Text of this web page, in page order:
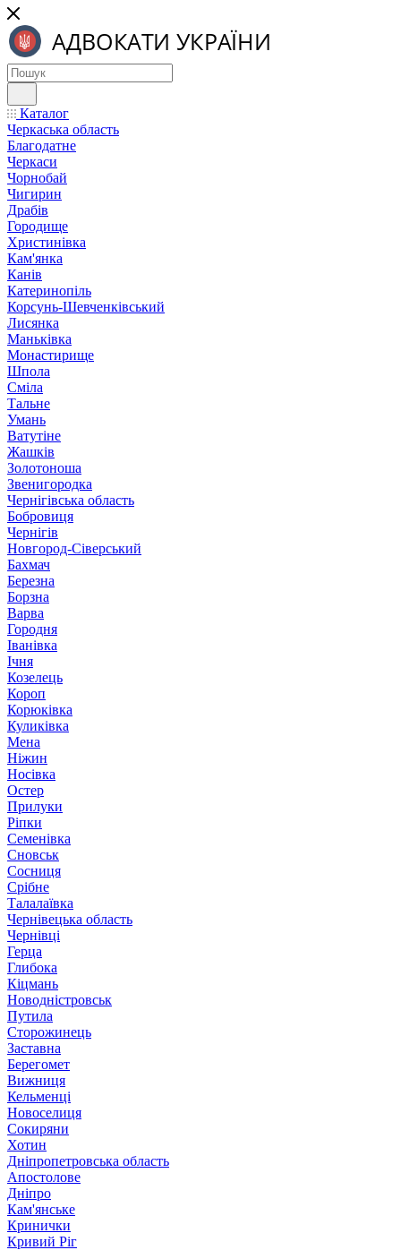
Каталог
Черкаська область
Благодатне
Черкаси
Чорнобай
Чигирин
Драбів
Городище
Христинівка
Кам'янка
Канів
Катеринопіль
Корсунь-Шевченківський
Лисянка
Маньківка
Монастирище
Шпола
Сміла
Тальне
Умань
Ватутіне
Жашків
Золотоноша
Звенигородка
Чернігівська область
Бобровиця
Чернігів
Новгород-Сіверський
Бахмач
Березна
Борзна
Варва
Городня
Іванівка
Ічня
Козелець
Короп
Корюківка
Куликівка
Мена
Ніжин
Носівка
Остер
Прилуки
Ріпки
Семенівка
Сновськ
Сосниця
Срібне
Талалаївка
Чернівецька область
Чернівці
Герца
Глибока
Кіцмань
Новодністровськ
Путила
Сторожинець
Заставна
Берегомет
Вижниця
Кельменці
Новоселиця
Сокиряни
Хотин
Дніпропетровська область
Апостолове
Дніпро
Кам'янське
Кринички
Кривий Ріг